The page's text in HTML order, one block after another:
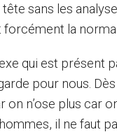
sans les
forcément la
qui est présent
pour nous.
n’ose plus car
il ne faut